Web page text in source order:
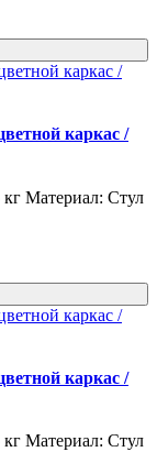
каркас /
Материал: Стул
каркас /
Материал: Стул